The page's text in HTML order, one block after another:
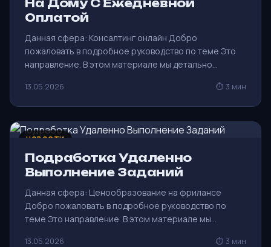
На Дому С Ежедневной
Оплатой
Данная сфера: Консалтинг онлайн Добро
пожаловать в подробное руководство по теме Это
направление. В этом материале мы детально…
13.05.2026 ⏱ 3 мин
НОВОСТИ
Подработка Удаленно
Выполнение Заданий
Данная сфера: Ценообразование на фрилансе
Добро пожаловать в подробное руководство по
теме Это направление. В этом материале мы…
13.05.2026 ⏱ 3 мин